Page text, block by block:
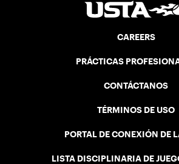
CAREERS
PRÁCTICAS
CONTÁCTANOS
TÉRMINOS DE USO
PORTAL DE CONEXIÓN DE
LISTA DISCIPLINARIA DE